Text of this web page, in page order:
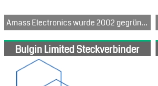
Amass Electronics wurde 2002 gegründet und produziert hauptsächlich DC-Hochstromsteckverbinder. Die Produkte werden häufig in den Bereichen RC-Modelle und UAV, Gartengeräte, Elektrofahrzeuge, Elektroroller, Energiespeichergeräte, intelligente Roboter, Lithium-Staubsauger usw. eingesetzt.Es wird hauptsächlich für den Anschluss von Lithiumbatterie, Motor und Steuerung innerhalb des Geräts verwendet.Jetzt sind wir in die vierte Generation von Lithium-Batteriesteckverbindern eingestiegen.
Bulgin Limited Steckverbinder